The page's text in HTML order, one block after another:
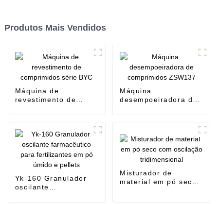
Produtos Mais Vendidos
Máquina de
revestimento de
Máquina
desempoeiradora de
Yk-160 Granulador
oscilante
Misturador de
material em pó seco